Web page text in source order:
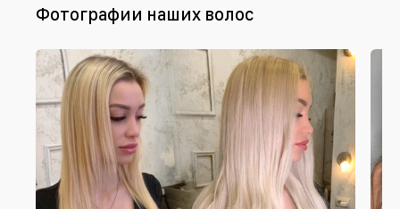
Фотографии наших волос